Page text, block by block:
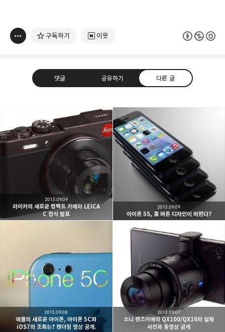
구독하기 이웃
댓글 공유하기 다른 글
빛으로 쓴 편지
취미분야 크리에이터
여행하고 사진을 찍습니다. 생각을 덧붙입니다.
카카오톡 라인
라이카의 새로운 컴팩트 카메라 LEICA
C 정식 발표
2013.09.09
아이폰 5S, 홈 버튼 디자인이 바뀐다?
2013.09.09
애플의 새로운 아이폰, 아이폰 5C와
iOS7의 조화는? 렌더링 영상 공개.
2013.09.08
소니 렌즈카메라 QX100/QX10의 실제
사진과 동영상 공개
2013.09.07